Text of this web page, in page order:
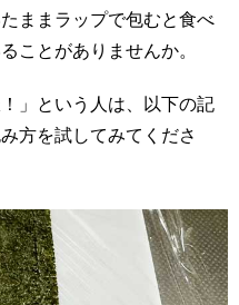
ままラップで包むと食べ
ことがありませんか。
」という人は、以下の記
方を試してみてくださ